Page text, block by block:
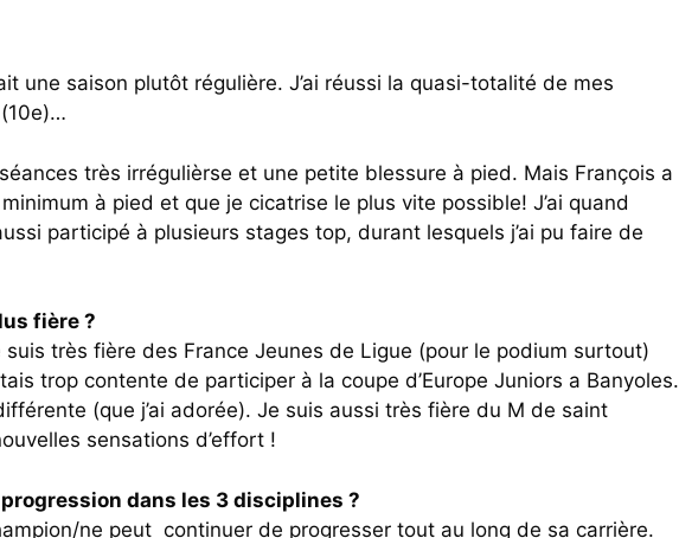
une saison plutôt régulière. J’ai réussi la quasi-totalité de mes
très irrégulièrse et une petite blessure à pied. Mais François a
à pied et que je cicatrise le plus vite possible! J’ai quand
participé à plusieurs stages top, durant lesquels j’ai pu faire de
fière ?
très fière des France Jeunes de Ligue (pour le podium surtout)
trop contente de participer à la coupe d’Europe Juniors a Banyoles.
(que j’ai adorée). Je suis aussi très fière du M de saint
sensations d’effort !
dans les 3 disciplines ?
ne peut continuer de progresser tout au long de sa carrière.